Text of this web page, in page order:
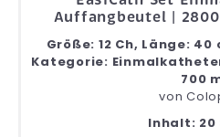
Auffangbeutel |
Größe: 12 Ch, Länge:
Kategorie:
700
von
Inhalt: 20